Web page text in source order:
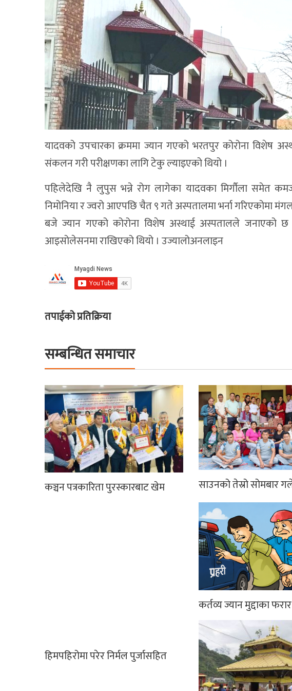
यादवको उपचारका क्रममा ज्यान गएको भरतपुर कोरोना विशेष
संकलन गरी परीक्षणका लागि टेकु ल्याइएको थियो ।
पहिलेदेखि नै लुपुस भन्ने रोग लागेका यादवका मिर्गौला समेत
निमोनिया र ज्वरो आएपछि चैत ९ गते अस्पतालमा भर्ना गरिएकोमा
बजे ज्यान गएको कोरोना विशेष अस्थाई अस्पतालले जनाएको छ
आइसोलेसनमा राखिएको थियो । उज्यालोअनलाइन
तपाईको प्रतिक्रिया
सम्बन्धित समाचार
कञ्चन पत्रकारिता पुरस्कारबाट खेम साउनको तेस्रो सोमबार
हिमपहिरोमा परेर निर्मल पुर्जासहित
कर्तव्य ज्यान मुद्दाका फरार